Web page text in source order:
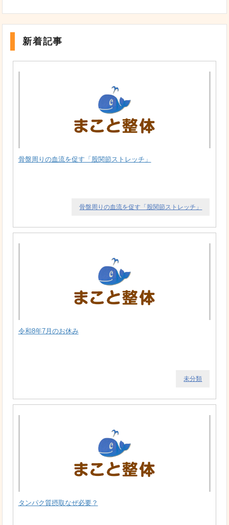
新着記事
骨盤周りの血流を促す「股関節ストレッチ」
骨盤周りの血流を促す「股関節ストレッチ」
令和8年7月のお休み
未分類
タンパク質摂取なぜ必要？